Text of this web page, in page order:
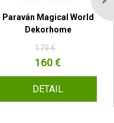
Paraván Magical World
Dekorhome
179 €
160 €
DETAIL